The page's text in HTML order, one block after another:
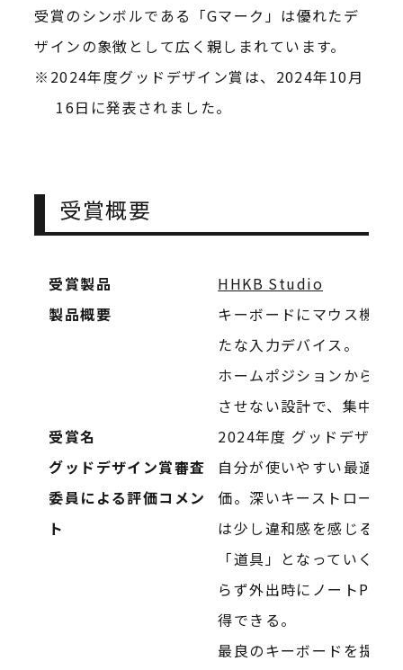
受賞のシンボルである「Gマーク」は優れたデ
ザインの象徴として広く親しまれています。
2024年度グッドデザイン賞は、2024年10月
16日に発表されました。
受賞概要
受賞製品
HHKB Studio
製品概要
キーボードにマウス機能
たな入力デバイス。
ホームポジションからの
させない設計で、集中し
受賞名
2024年度 グッドデザイ
グッドデザイン賞審査
委員による評価コメン
ト
自分が使いやすい最適解
価。深いキーストローク
は少し違和感を感じるか
「道具」となっていく
らず外出時にノートPC
得できる。
最良のキーボードを提供